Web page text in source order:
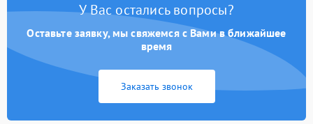
У Вас остались вопросы?
Оставьте заявку, мы свяжемся с Вами в ближайшее
время
Заказать звонок